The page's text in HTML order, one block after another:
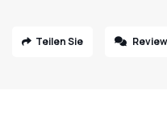
Teilen Sie